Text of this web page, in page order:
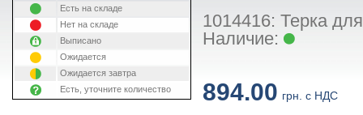
Есть на складе
Нет на складе
Выписано
Ожидается
Ожидается завтра
Есть, уточните количество
1014416: Терка
Наличие:
894.00 грн. с НДС